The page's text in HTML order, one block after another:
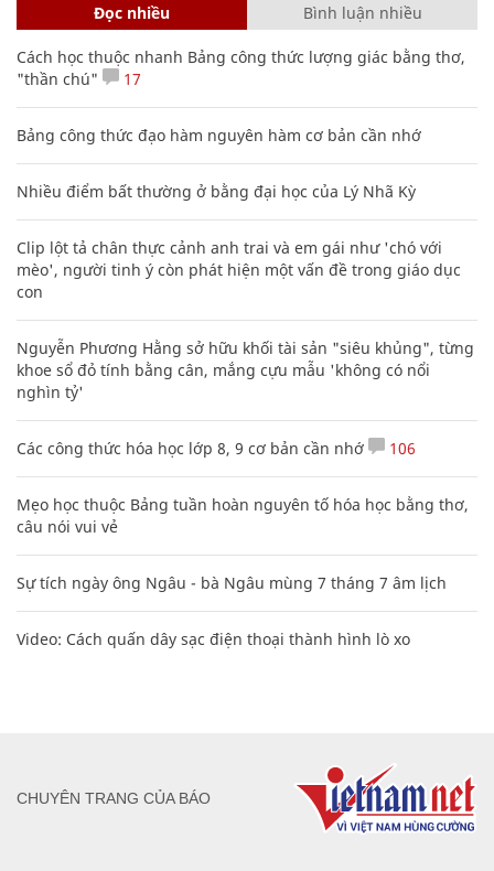
Đọc nhiều Bình luận nhiều
Cách học thuộc nhanh Bảng công thức lượng giác bằng thơ,
"thần chú"
17
Bảng công thức đạo hàm nguyên hàm cơ bản cần nhớ
Nhiều điểm bất thường ở bằng đại học của Lý Nhã Kỳ
Clip lột tả chân thực cảnh anh trai và em gái như 'chó với
mèo', người tinh ý còn phát hiện một vấn đề trong giáo dục
con
Nguyễn Phương Hằng sở hữu khối tài sản "siêu khủng", từng
khoe sổ đỏ tính bằng cân, mắng cựu mẫu 'không có nổi
nghìn tỷ'
Các công thức hóa học lớp 8, 9 cơ bản cần nhớ 106
Mẹo học thuộc Bảng tuần hoàn nguyên tố hóa học bằng thơ,
câu nói vui vẻ
Sự tích ngày ông Ngâu - bà Ngâu mùng 7 tháng 7 âm lịch
Video: Cách quấn dây sạc điện thoại thành hình lò xo
CHUYÊN TRANG CỦA BÁO